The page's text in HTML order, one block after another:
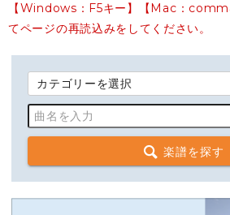
【Windows：F5キー】【Mac：
てページの再読込みをしてください。
楽譜を探す